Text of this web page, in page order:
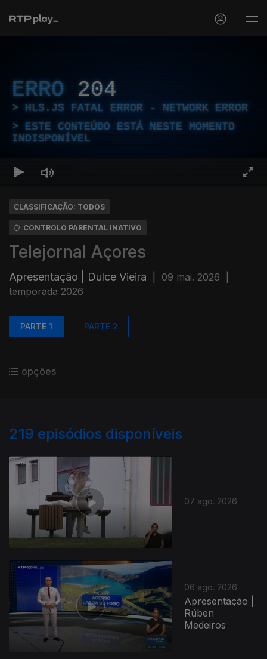
ERRO 204
HLS.JS FATAL ERROR - NETWORK ERROR
ESTE CONTEÚDO ESTÁ NESTE MOMENTO
INDISPONÍVEL
CLASSIFICAÇÃO: TODOS
CONTROLO PARENTAL INATIVO
Telejornal Açores
Apresentação | Dulce Vieira 09 mai. 2026
temporada 2026
PARTE 1 PARTE 2
opções
219 episódios disponíveis
07 ago. 2026
06 ago. 2026
Apresentação |
Rúben
Medeiros